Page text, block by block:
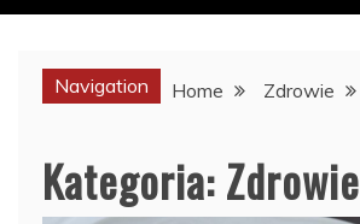
Navigation Home Zdrowie
Kategoria:Zdrowie